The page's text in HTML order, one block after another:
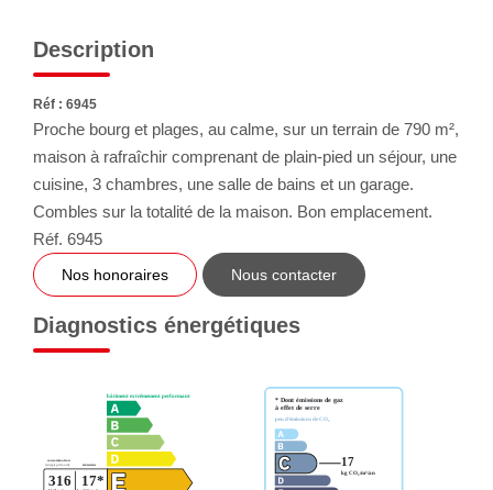
Description
Réf : 6945
Proche bourg et plages, au calme, sur un terrain de 790 m²,
maison à rafraîchir comprenant de plain-pied un séjour, une
cuisine, 3 chambres, une salle de bains et un garage.
Combles sur la totalité de la maison. Bon emplacement.
Réf. 6945
Nos honoraires Nous contacter
Diagnostics énergétiques